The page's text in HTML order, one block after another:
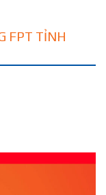
FPT TỈNH